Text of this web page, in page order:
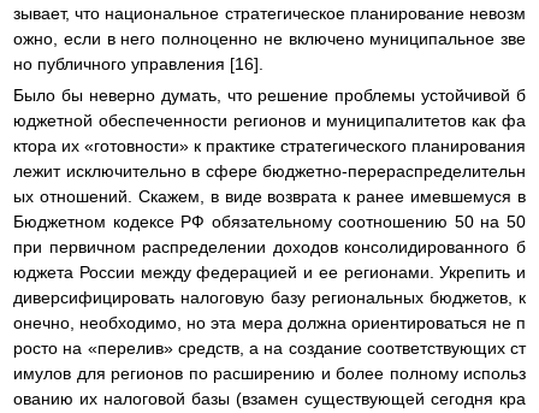
зывает, что национальное стратегическое планирование невозм
ожно, если в него полноценно не включено муниципальное зве
но публичного управления [16].
Было бы неверно думать, что решение проблемы устойчивой б
юджетной обеспеченности регионов и муниципалитетов как фа
ктора их «готовности» к практике стратегического планирования
лежит исключительно в сфере бюджетно-перераспределительн
ых отношений. Скажем, в виде возврата к ранее имевшемуся в
Бюджетном кодексе РФ обязательному соотношению 50 на 50
при первичном распределении доходов консолидированного б
юджета России между федерацией и ее регионами. Укрепить и
диверсифицировать налоговую базу региональных бюджетов, к
онечно, необходимо, но эта мера должна ориентироваться не п
росто на «перелив» средств, а на создание соответствующих ст
имулов для регионов по расширению и более полному использ
ованию их налоговой базы (взамен существующей сегодня кра